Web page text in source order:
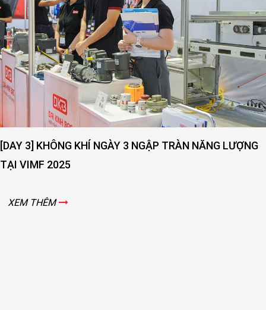
[DAY 3] KHÔNG KHÍ NGÀY 3 NGẬP TRÀN NĂNG LƯỢNG
TẠI VIMF 2025
XEM THÊM